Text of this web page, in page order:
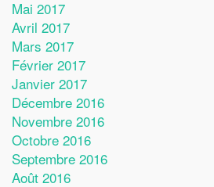
Mai 2017
Avril 2017
Mars 2017
Février 2017
Janvier 2017
Décembre 2016
Novembre 2016
Octobre 2016
Septembre 2016
Août 2016